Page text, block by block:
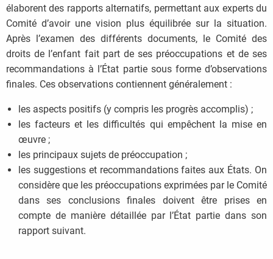
élaborent des rapports alternatifs, permettant aux experts du
Comité d’avoir une vision plus équilibrée sur la situation.
Après l’examen des différents documents, le Comité des
droits de l’enfant fait part de ses préoccupations et de ses
recommandations à l’État partie sous forme d’observations
finales. Ces observations contiennent généralement :
les aspects positifs (y compris les progrès accomplis) ;
les facteurs et les difficultés qui empêchent la mise en
œuvre ;
les principaux sujets de préoccupation ;
les suggestions et recommandations faites aux États. On
considère que les préoccupations exprimées par le Comité
dans ses conclusions finales doivent être prises en
compte de manière détaillée par l’État partie dans son
rapport suivant.